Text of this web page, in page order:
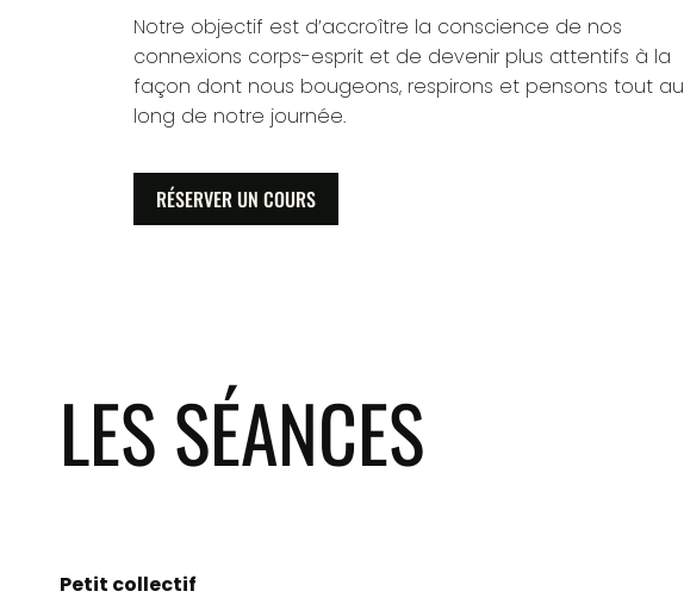
Notre objectif est d’accroître la conscience de nos
connexions corps-esprit et de devenir plus attentifs à la
façon dont nous bougeons, respirons et pensons tout au
long de notre journée.
RÉSERVER UN COURS
LES SÉANCES
Petit collectif